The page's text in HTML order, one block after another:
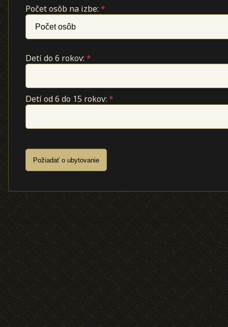
Počet osôb na izbe:*
Detí do 6 rokov:*
Detí od 6 do 15 rokov:*
Požiadať o ubytovanie